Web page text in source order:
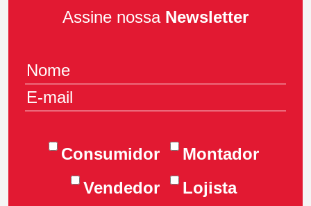
Assine nossa Newsletter
Consumidor
Montador
Vendedor
Lojista